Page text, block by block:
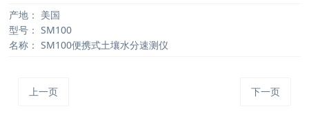
产地： 美国
型号： SM100
名称： SM100便携式土壤水分速测仪
上一页 下一页